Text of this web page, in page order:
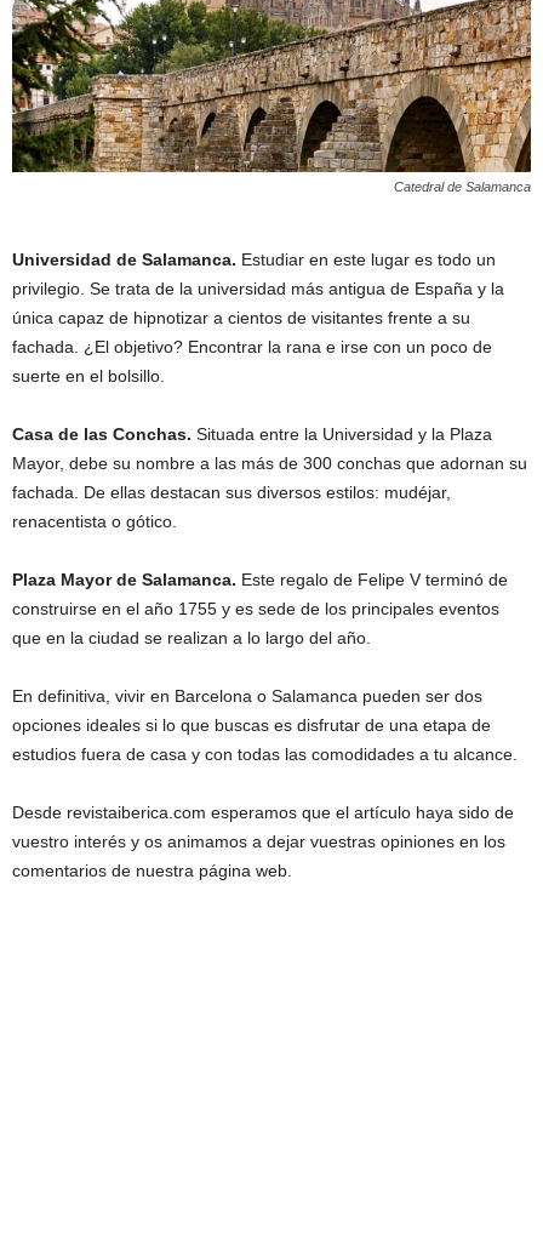
Catedral de Salamanca
Universidad de Salamanca. Estudiar en este lugar es todo un
privilegio. Se trata de la universidad más antigua de España y la
única capaz de hipnotizar a cientos de visitantes frente a su
fachada. ¿El objetivo? Encontrar la rana e irse con un poco de
suerte en el bolsillo.
Casa de las Conchas. Situada entre la Universidad y la Plaza
Mayor, debe su nombre a las más de 300 conchas que adornan su
fachada. De ellas destacan sus diversos estilos: mudéjar,
renacentista o gótico.
Plaza Mayor de Salamanca. Este regalo de Felipe V terminó de
construirse en el año 1755 y es sede de los principales eventos
que en la ciudad se realizan a lo largo del año.
En definitiva, vivir en Barcelona o Salamanca pueden ser dos
opciones ideales si lo que buscas es disfrutar de una etapa de
estudios fuera de casa y con todas las comodidades a tu alcance.
Desde revistaiberica.com esperamos que el artículo haya sido de
vuestro interés y os animamos a dejar vuestras opiniones en los
comentarios de nuestra página web.